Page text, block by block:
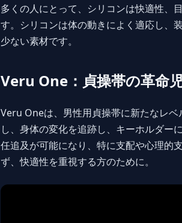
多くの人にとって、シリコンは快適性、
す。シリコンは体の動きによく適応し、
少ない素材です。
Veru One：貞操帯の革命
Veru Oneは、男性用貞操帯に新たなレ
し、身体の変化を追跡し、キーホルダー
任追及が可能になり、特に支配や心理的
ず、快適性を重視する方のために。